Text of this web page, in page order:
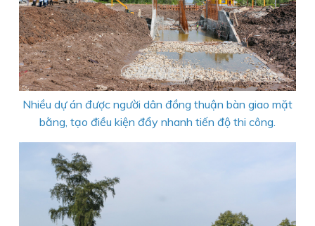
Nhiều dự án được người dân đồng thuận bàn giao mặt
bằng, tạo điều kiện đẩy nhanh tiến độ thi công.